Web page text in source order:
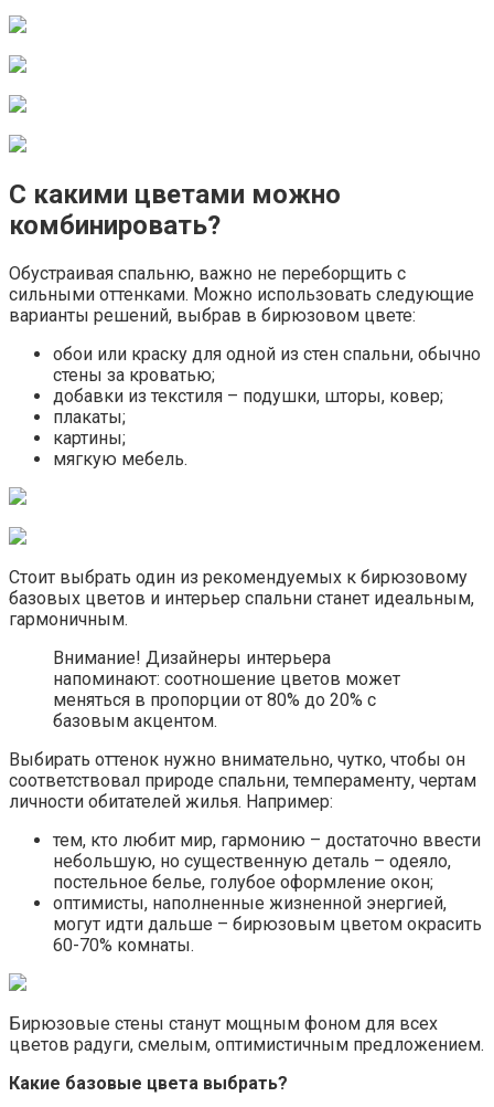
С какими цветами можно
комбинировать?
Обустраивая спальню, важно не переборщить с
сильными оттенками. Можно использовать следующие
варианты решений, выбрав в бирюзовом цвете:
обои или краску для одной из стен спальни, обычно
стены за кроватью;
добавки из текстиля – подушки, шторы, ковер;
плакаты;
картины;
мягкую мебель.
Стоит выбрать один из рекомендуемых к бирюзовому
базовых цветов и интерьер спальни станет идеальным,
гармоничным.
Внимание! Дизайнеры интерьера
напоминают: соотношение цветов может
меняться в пропорции от 80% до 20% с
базовым акцентом.
Выбирать оттенок нужно внимательно, чутко, чтобы он
соответствовал природе спальни, темпераменту, чертам
личности обитателей жилья. Например:
тем, кто любит мир, гармонию – достаточно ввести
небольшую, но существенную деталь – одеяло,
постельное белье, голубое оформление окон;
оптимисты, наполненные жизненной энергией,
могут идти дальше – бирюзовым цветом окрасить
60-70% комнаты.
Бирюзовые стены станут мощным фоном для всех
цветов радуги, смелым, оптимистичным предложением.
Какие базовые цвета выбрать?